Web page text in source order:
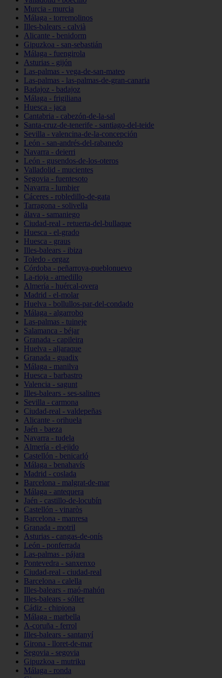
Murcia - murcia
Málaga - torremolinos
Illes-balears - calvià
Alicante - benidorm
Gipuzkoa - san-sebastián
Málaga - fuengirola
Asturias - gijón
Las-palmas - vega-de-san-mateo
Las-palmas - las-palmas-de-gran-canaria
Badajoz - badajoz
Málaga - frigiliana
Huesca - jaca
Cantabria - cabezón-de-la-sal
Santa-cruz-de-tenerife - santiago-del-teide
Sevilla - valencina-de-la-concepción
León - san-andrés-del-rabanedo
Navarra - deierri
León - gusendos-de-los-oteros
Valladolid - mucientes
Segovia - fuentesoto
Navarra - lumbier
Cáceres - robledillo-de-gata
Tarragona - solivella
álava - samaniego
Ciudad-real - retuerta-del-bullaque
Huesca - el-grado
Huesca - graus
Illes-balears - ibiza
Toledo - orgaz
Córdoba - peñarroya-pueblonuevo
La-rioja - arnedillo
Almería - huércal-overa
Madrid - el-molar
Huelva - bollullos-par-del-condado
Málaga - algarrobo
Las-palmas - tuineje
Salamanca - béjar
Granada - capileira
Huelva - aljaraque
Granada - guadix
Málaga - manilva
Huesca - barbastro
Valencia - sagunt
Illes-balears - ses-salines
Sevilla - carmona
Ciudad-real - valdepeñas
Alicante - orihuela
Jaén - baeza
Navarra - tudela
Almería - el-ejido
Castellón - benicarló
Málaga - benahavís
Madrid - coslada
Barcelona - malgrat-de-mar
Málaga - antequera
Jaén - castillo-de-locubín
Castellón - vinaròs
Barcelona - manresa
Granada - motril
Asturias - cangas-de-onís
León - ponferrada
Las-palmas - pájara
Pontevedra - sanxenxo
Ciudad-real - ciudad-real
Barcelona - calella
Illes-balears - maó-mahón
Illes-balears - sóller
Cádiz - chipiona
Málaga - marbella
A-coruña - ferrol
Illes-balears - santanyí
Girona - lloret-de-mar
Segovia - segovia
Gipuzkoa - mutriku
Málaga - ronda